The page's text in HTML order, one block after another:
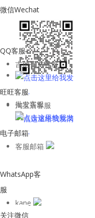
微信Wechat
QQ客服
吉他平方客服
批发客服
旺旺客服
淘宝店客服
电子邮箱
客服邮箱
WhatsApp客
服
kane
关注微信